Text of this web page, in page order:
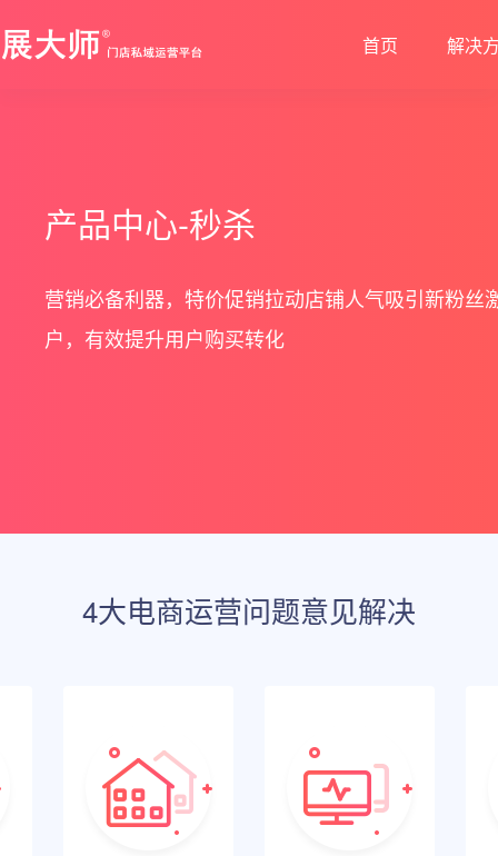
首页 解决
店铺装修
会员营销
多门店
秒杀
产品中心-秒杀
营销必备利器，特价促销拉动店铺人气吸引新粉丝
户，有效提升用户购买转化
4大电商运营问题意见解决